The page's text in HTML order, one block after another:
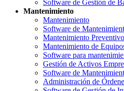
Software de Gestión de
Mantenimiento
Mantenimiento
Software de
Mantenimiento Preventivo
Mantenimiento de
Software para
Gestión de Activos
Software de
Administración de